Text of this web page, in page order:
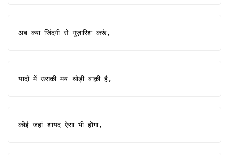
अब क्या जिंदगी से गुज़ारिश करूं,
यादों में उसकी मय थोड़ी बाक़ी है,
कोई जहां शायद ऐसा भी होगा,